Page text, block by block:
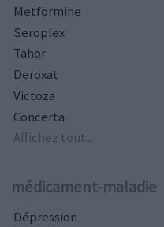
Metformine
Seroplex
Tahor
Deroxat
Victoza
Concerta
Affichez tout...
médicament-maladie
Dépression